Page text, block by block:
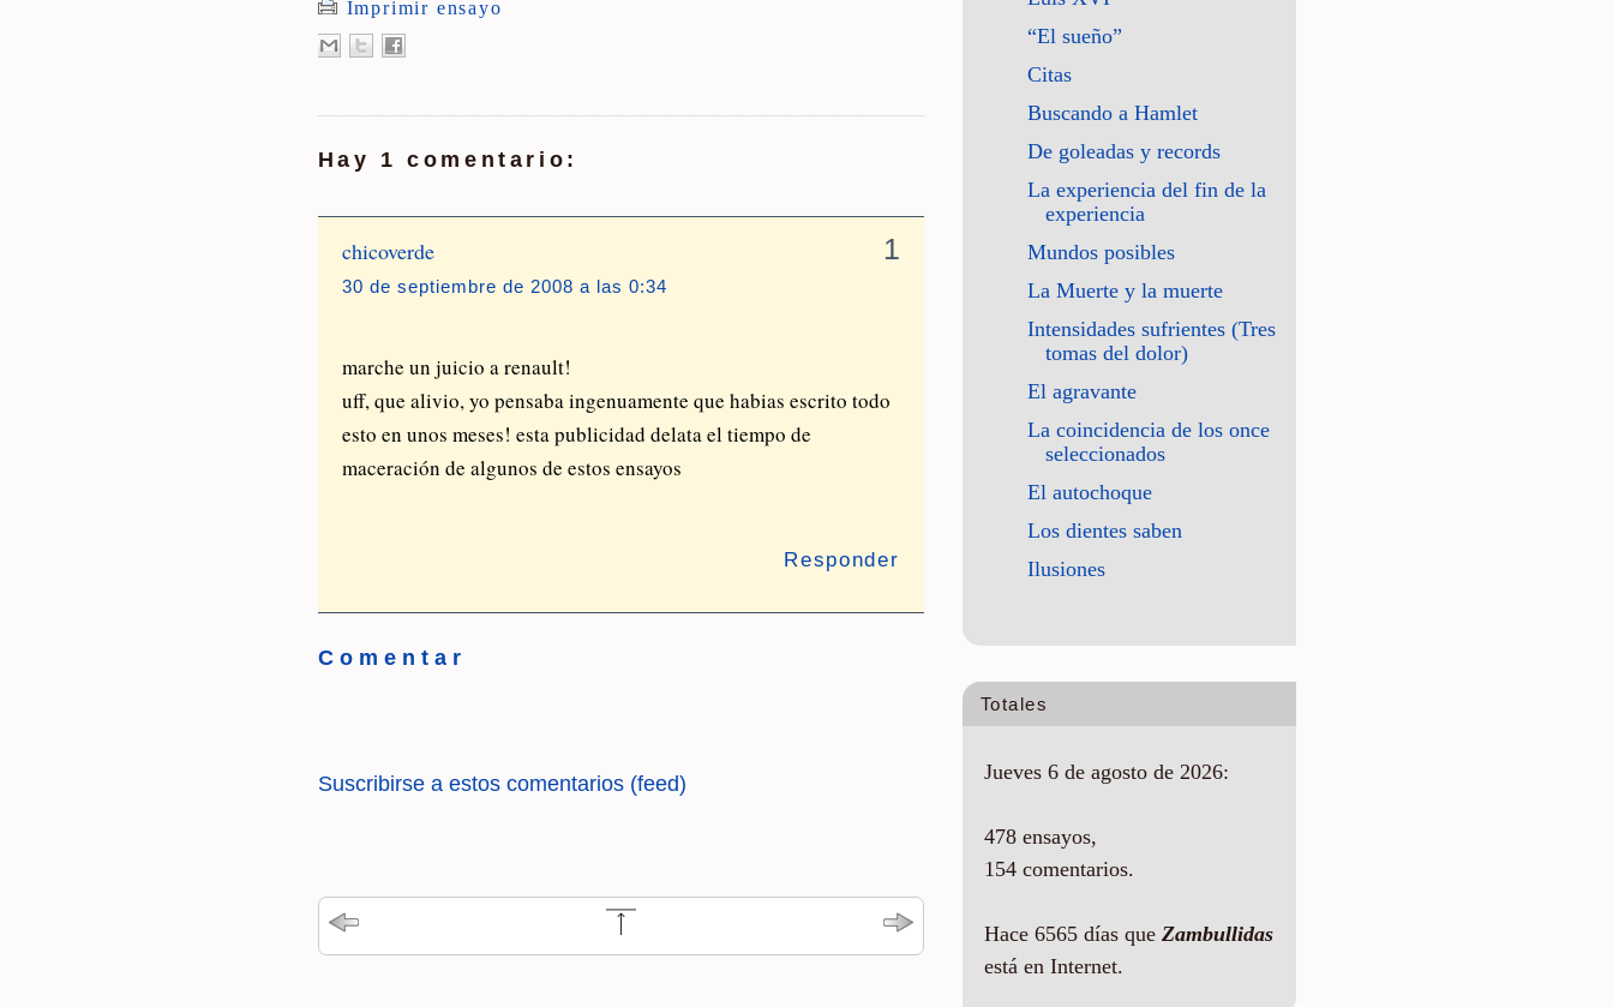
Imprimir ensayo
Hay 1 comentario:
chicoverde 1
30 de septiembre de 2008 a las 0:34
marche un juicio a renault!
uff, que alivio, yo pensaba ingenuamente que habias escrito todo
esto en unos meses! esta publicidad delata el tiempo de
maceración de algunos de estos ensayos
Responder
C o m e n t a r
Suscribirse a estos comentarios (feed)
“El sueño”
Citas
Buscando a Hamlet
De goleadas y records
La experiencia del fin de la
experiencia
Mundos posibles
La Muerte y la muerte
Intensidades sufrientes (Tres
tomas del dolor)
El agravante
La coincidencia de los once
seleccionados
El autochoque
Los dientes saben
Ilusiones
Totales
Jueves 6 de agosto de 2026:
478 ensayos,
154 comentarios.
Hace 6565 días que Zambullidas
está en Internet.